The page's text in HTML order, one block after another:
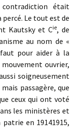
était
percé. Le tout est de
Kautsky et Cie, de
au nom de «
pour aider à la
ouvrier,
soigneusement
passagère, que
ceux qui ont voté
les ministères et
en 19141915,